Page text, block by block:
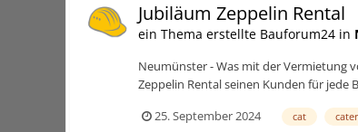
Jubiläum Zeppelin Rental
ein Thema erstellte Bauforum24 in
Neumünster - Was mit der Vermietung
Zeppelin Rental seinen Kunden für jede
25. September 2024
cat